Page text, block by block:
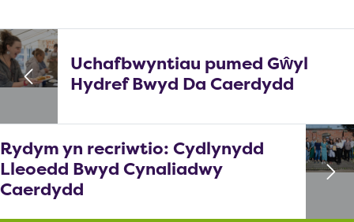
Uchafbwyntiau pumed Gŵyl
Hydref Bwyd Da Caerdydd
Rydym yn recriwtio: Cydlynydd
Lleoedd Bwyd Cynaliadwy
Caerdydd